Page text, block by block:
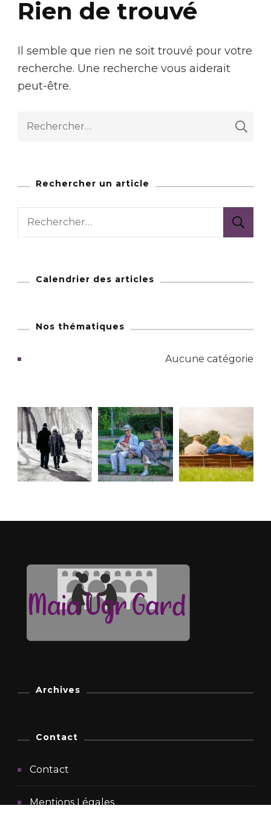
Rien de trouvé
Il semble que rien ne soit trouvé pour votre
recherche. Une recherche vous aiderait
peut-être.
Rechercher :
Rechercher un article
Rechercher :
Calendrier des articles
Nos thématiques
Aucune catégorie
Archives
Contact
Contact
Mentions Légales